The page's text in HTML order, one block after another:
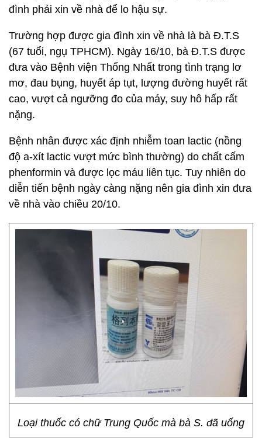
đình phải xin về nhà để lo hậu sự.
Trường hợp được gia đình xin về nhà là bà Đ.T.S
(67 tuổi, ngụ TPHCM). Ngày 16/10, bà Đ.T.S được
đưa vào Bệnh viện Thống Nhất trong tình trạng lơ
mơ, đau bụng, huyết áp tụt, lượng đường huyết rất
cao, vượt cả ngưỡng đo của máy, suy hô hấp rất
nặng.
Bệnh nhân được xác định nhiễm toan lactic (nồng
độ a-xít lactic vượt mức bình thường) do chất cấm
phenformin và được lọc máu liên tục. Tuy nhiên do
diễn tiến bệnh ngày càng nặng nên gia đình xin đưa
về nhà vào chiều 20/10.
Loại thuốc có chữ Trung Quốc mà bà S. đã uống